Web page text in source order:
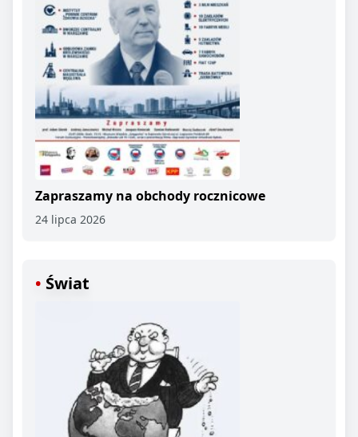
Zapraszamy na obchody rocznicowe
24 lipca 2026
Świat